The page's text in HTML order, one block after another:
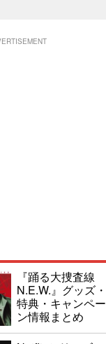
『踊る大捜査線
N.E.W.』グッズ・
特典・キャンペー
ン情報まとめ